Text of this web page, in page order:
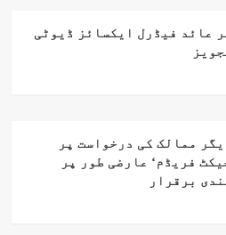
عائد فیڈرل ایکسائز ڈیوٹی
ممالک کی درخواست پر
فریڈم‘ عارضی طور پر
برقرار